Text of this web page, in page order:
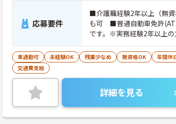
応募要件
■介護職経験2年以上（無
も可 ■普通自動車免許
です。※実務経験2年以上
ちの方大歓迎
車通勤可 未経験OK 残業少なめ 無資格OK 年間休
交通費支給
詳細を見る